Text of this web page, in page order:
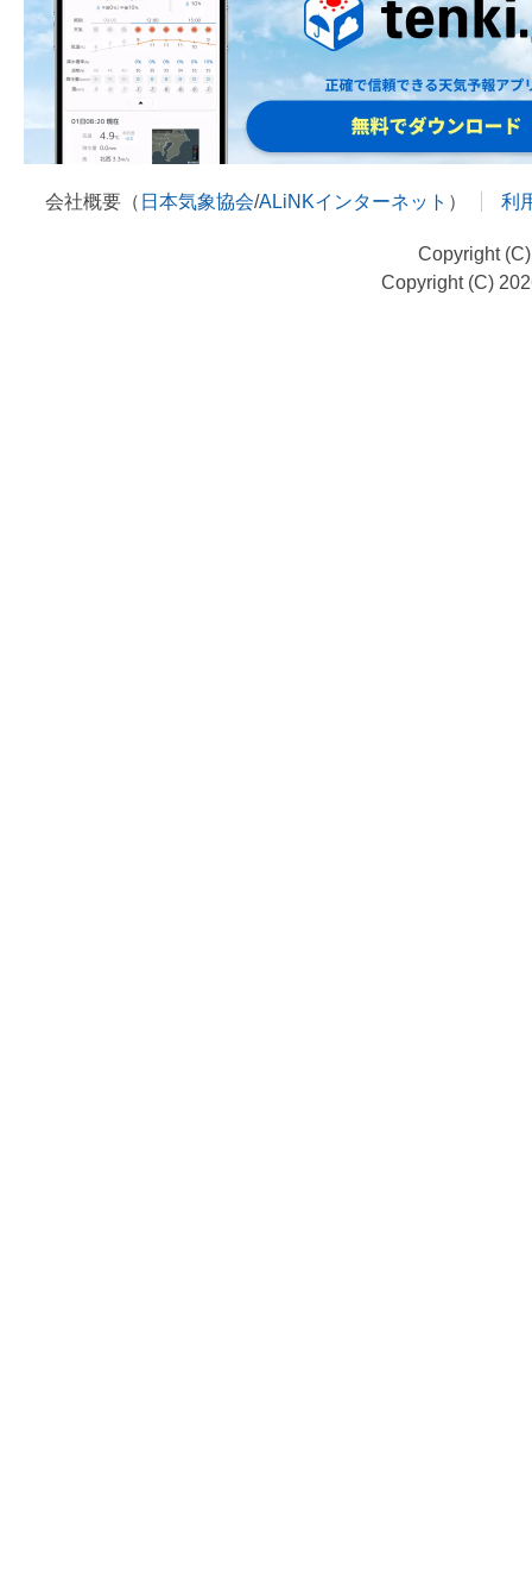
会社概要（ 日本気象協会/ALiNKインターネット ） 利
Copyright
Copyright (C)